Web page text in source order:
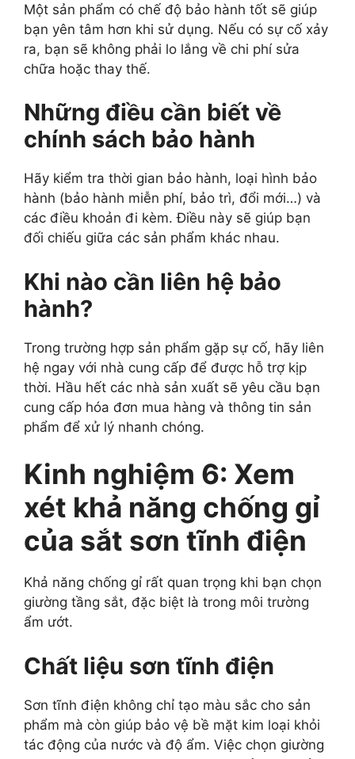
Một sản phẩm có chế độ bảo hành tốt sẽ giúp
bạn yên tâm hơn khi sử dụng. Nếu có sự cố xảy
ra, bạn sẽ không phải lo lắng về chi phí sửa
chữa hoặc thay thế.
Những điều cần biết về
chính sách bảo hành
Hãy kiểm tra thời gian bảo hành, loại hình bảo
hành (bảo hành miễn phí, bảo trì, đổi mới…) và
các điều khoản đi kèm. Điều này sẽ giúp bạn
đối chiếu giữa các sản phẩm khác nhau.
Khi nào cần liên hệ bảo
hành?
Trong trường hợp sản phẩm gặp sự cố, hãy liên
hệ ngay với nhà cung cấp để được hỗ trợ kịp
thời. Hầu hết các nhà sản xuất sẽ yêu cầu bạn
cung cấp hóa đơn mua hàng và thông tin sản
phẩm để xử lý nhanh chóng.
Kinh nghiệm 6: Xem
xét khả năng chống gỉ
của sắt sơn tĩnh điện
Khả năng chống gỉ rất quan trọng khi bạn chọn
giường tầng sắt, đặc biệt là trong môi trường
ẩm ướt.
Chất liệu sơn tĩnh điện
Sơn tĩnh điện không chỉ tạo màu sắc cho sản
phẩm mà còn giúp bảo vệ bề mặt kim loại khỏi
tác động của nước và độ ẩm. Việc chọn giường